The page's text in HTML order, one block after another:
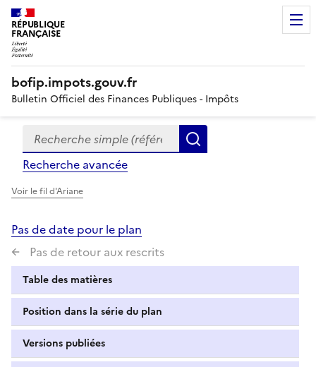
RÉPUBLIQUE
FRANÇAISE
bofip.impots.gouv.fr
Bulletin Officiel des Finances Publiques - Impôts
Formulaire
de
recherche
Recherche simple (références, mots clés, partie du
Recherche avancée
Voir le fil d'Ariane
Pas de date pour le plan
Pas de retour aux rescrits
Table des matières
Position dans la série du plan
Versions publiées